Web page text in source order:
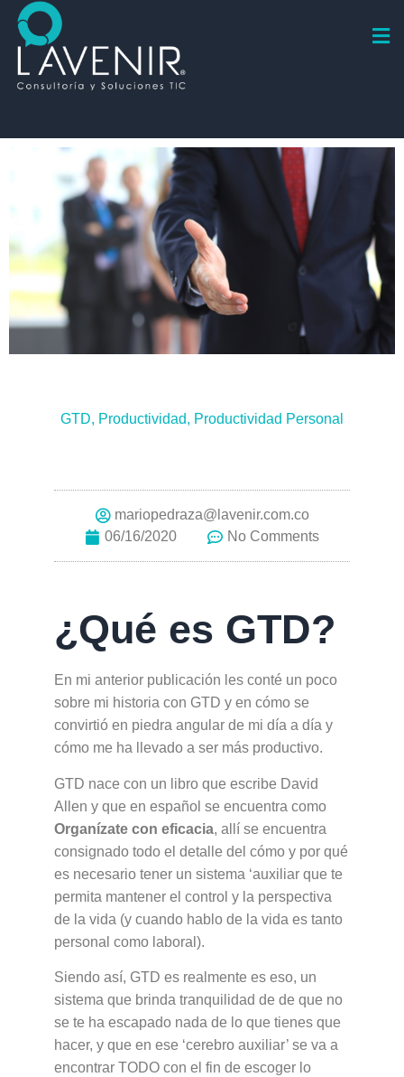
GTD, Productividad, Productividad Personal
mariopedraza@lavenir.com.co
06/16/2020
No Comments
¿Qué es GTD?
En mi anterior publicación les conté un poco
sobre mi historia con GTD y en cómo se
convirtió en piedra angular de mi día a día y
cómo me ha llevado a ser más productivo.
GTD nace con un libro que escribe David
Allen y que en español se encuentra como
Organízate con eficacia, allí se encuentra
consignado todo el detalle del cómo y por qué
es necesario tener un sistema ‘auxiliar que te
permita mantener el control y la perspectiva
de la vida (y cuando hablo de la vida es tanto
personal como laboral).
Siendo así, GTD es realmente es eso, un
sistema que brinda tranquilidad de de que no
se te ha escapado nada de lo que tienes que
hacer, y que en ese ‘cerebro auxiliar’ se va a
encontrar TODO con el fin de escoger lo